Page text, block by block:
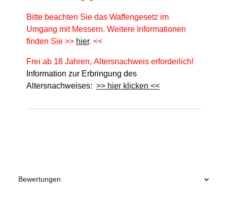
Bitte beachten Sie das Waffengesetz im
Umgang mit Messern. Weitere Informationen
finden Sie >> hier. <<
Frei ab 18 Jahren, Altersnachweis erforderlich!
Information zur Erbringung des
Altersnachweises: >> hier klicken <<
Bewertungen